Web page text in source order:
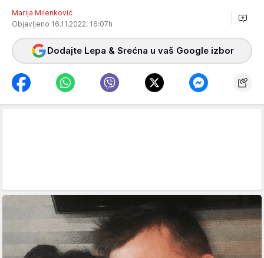
Marija Milenković
Objavljeno 16.11.2022. 16:07h
Dodajte Lepa & Srećna u vaš Google izbor